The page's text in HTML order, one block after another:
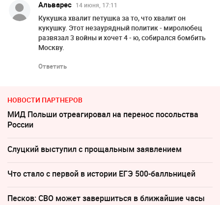
Альварес 14 июня, 17:11
Кукушка хвалит петушка за то, что хвалит он
кукушку. Этот незаурядный политик - миролюбец
развязал 3 войны и хочет 4 - ю, собирался бомбить
Москву.
Ответить
НОВОСТИ ПАРТНЕРОВ
МИД Польши отреагировал на перенос посольства
России
Слуцкий выступил с прощальным заявлением
Что стало с первой в истории ЕГЭ 500-балльницей
Песков: СВО может завершиться в ближайшие часы